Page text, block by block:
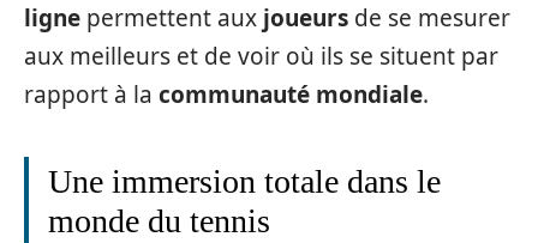
ligne permettent aux joueurs de se mesurer
aux meilleurs et de voir où ils se situent par
rapport à la communauté mondiale.
Une immersion totale dans le
monde du tennis